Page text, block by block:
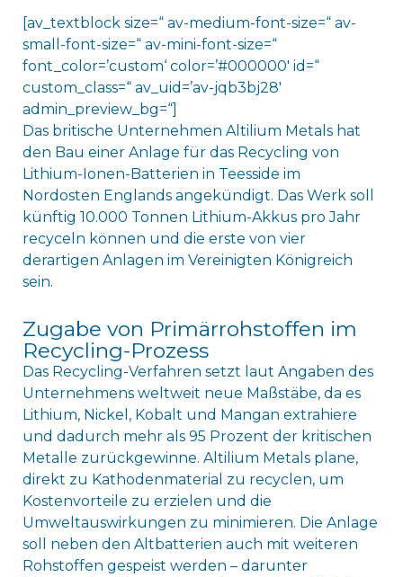
[av_textblock size=“ av-medium-font-size=“ av-
small-font-size=“ av-mini-font-size=“
font_color=’custom‘ color=’#000000′ id=“
custom_class=“ av_uid=’av-jqb3bj28′
admin_preview_bg=“]
Das britische Unternehmen Altilium Metals hat
den Bau einer Anlage für das Recycling von
Lithium-Ionen-Batterien in Teesside im
Nordosten Englands angekündigt. Das Werk soll
künftig 10.000 Tonnen Lithium-Akkus pro Jahr
recyceln können und die erste von vier
derartigen Anlagen im Vereinigten Königreich
sein.
Zugabe von Primärrohstoffen im
Recycling-Prozess
Das Recycling-Verfahren setzt laut Angaben des
Unternehmens weltweit neue Maßstäbe, da es
Lithium, Nickel, Kobalt und Mangan extrahiere
und dadurch mehr als 95 Prozent der kritischen
Metalle zurückgewinne. Altilium Metals plane,
direkt zu Kathodenmaterial zu recyclen, um
Kostenvorteile zu erzielen und die
Umweltauswirkungen zu minimieren. Die Anlage
soll neben den Altbatterien auch mit weiteren
Rohstoffen gespeist werden – darunter